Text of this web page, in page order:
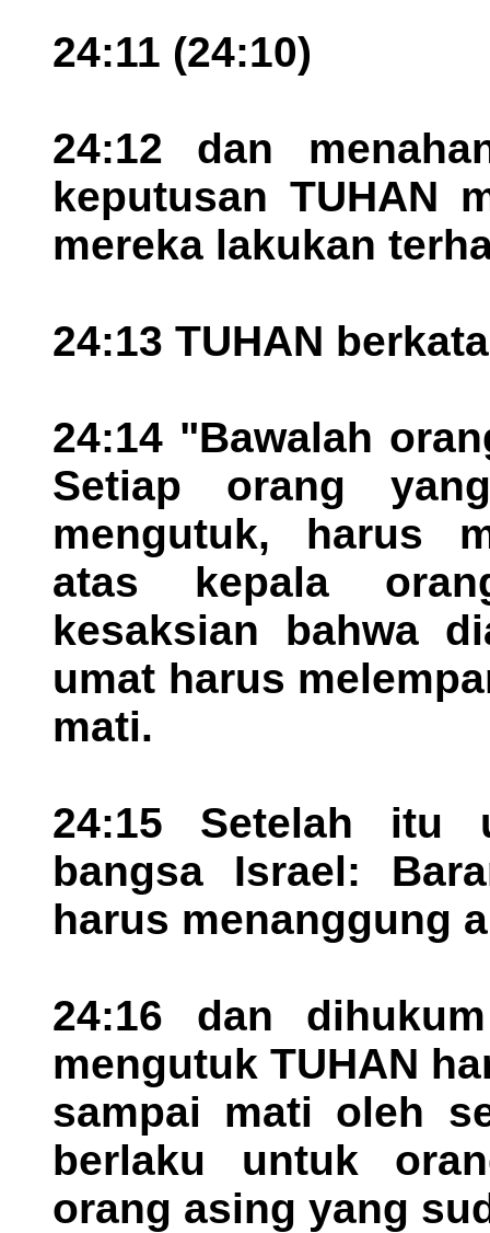
24:11 (24:10)
24:12 dan
keputusan TUHAN
mereka lakukan
24:13 TUHAN
24:14 "Bawalah
Setiap orang
mengutuk, harus
atas kepala
kesaksian bahwa
umat harus
mati.
24:15 Setelah itu
bangsa Israel:
harus menanggung
24:16 dan
mengutuk TUHAN
sampai mati oleh
berlaku untuk
orang asing yang